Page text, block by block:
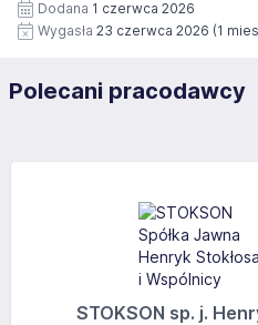
Dodana 1 czerwca 2026
Wygasła 23 czerwca 2026 (1
Polecani pracodawcy
STOKSON sp. j.